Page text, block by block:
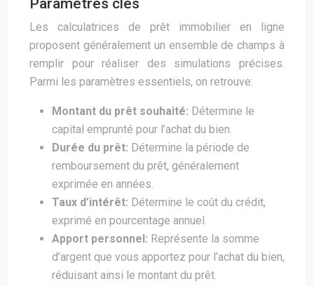
Paramètres clés
Les calculatrices de prêt immobilier en ligne
proposent généralement un ensemble de champs à
remplir pour réaliser des simulations précises.
Parmi les paramètres essentiels, on retrouve:
Montant du prêt souhaité: Détermine le
capital emprunté pour l’achat du bien.
Durée du prêt: Détermine la période de
remboursement du prêt, généralement
exprimée en années.
Taux d’intérêt: Détermine le coût du crédit,
exprimé en pourcentage annuel.
Apport personnel: Représente la somme
d’argent que vous apportez pour l’achat du bien,
réduisant ainsi le montant du prêt.